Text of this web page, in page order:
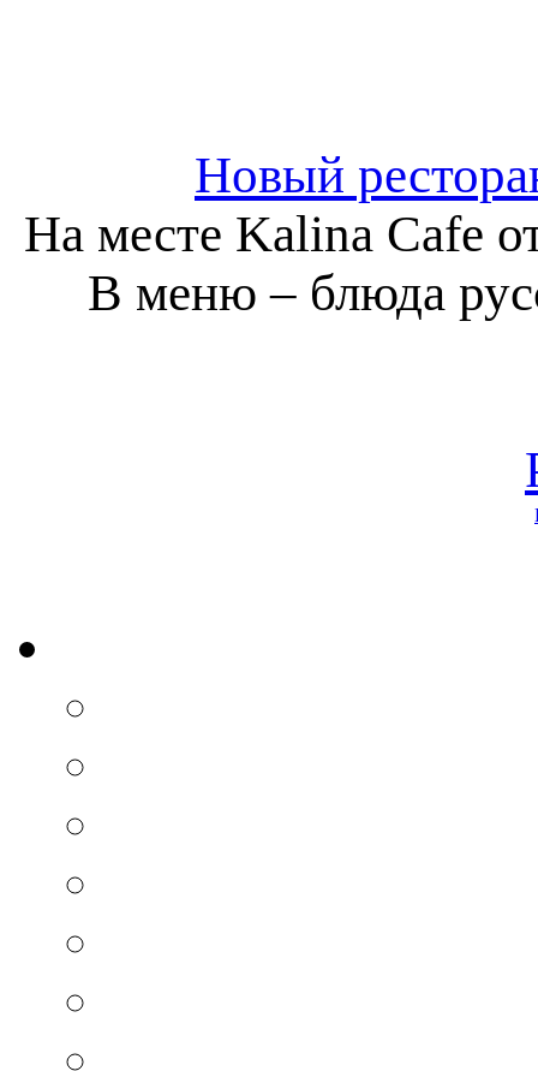
Новый
На месте Kalina Сafe
В меню ‒ блюда